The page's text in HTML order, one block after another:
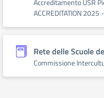
Accreditamento USR
ACCREDITATION
Rete delle Scuole
Commissione